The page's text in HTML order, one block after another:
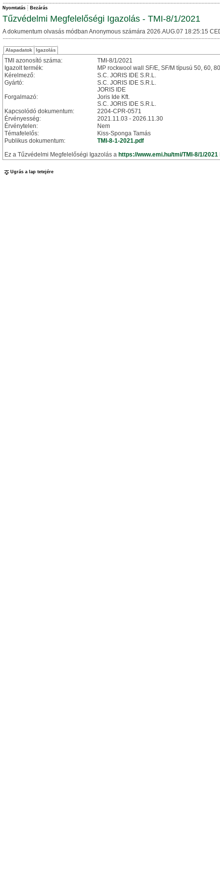
Nyomtatás Bezárás
Tűzvédelmi Megfelelőségi Igazolás - TMI-8/1/2021
A dokumentum olvasás módban Anonymous számára 2026.AUG.07 18:25:15
Alapadatok Igazolás
TMI azonosító száma:
TMI-8/1/2021
Igazolt termék:
MP rockwool wall SF/E, SF/M típusú 50, 60,
Kérelmező:
S.C. JORIS IDE S.R.L.
Gyártó:
S.C. JORIS IDE S.R.L.
JORIS IDE
Forgalmazó:
Joris Ide Kft.
S.C. JORIS IDE S.R.L.
Kapcsolódó dokumentum:
2204-CPR-0571
Érvényesség:
2021.11.03 - 2026.11.30
Érvénytelen:
Nem
Témafelelős:
Kiss-Sponga Tamás
Publikus dokumentum:
TMI-8-1-2021.pdf
Ez a Tűzvédelmi Megfelelőségi Igazolás a https://www.emi.hu/tmi/TMI-8/1/2021
Ugrás a lap tetejére